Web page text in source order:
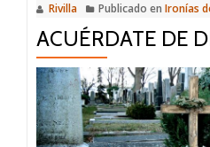
Rivilla Publicado en Ironías
ACUÉRDATE DE